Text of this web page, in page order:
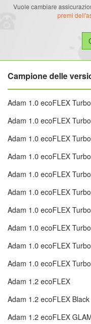
Vuole cambiare
premi
Campione delle
Adam 1.0 ecoFLEX
Adam 1.0 ecoFLEX
Adam 1.0 ecoFLEX
Adam 1.0 ecoFLEX
Adam 1.0 ecoFLEX
Adam 1.0 ecoFLEX
Adam 1.0 ecoFLEX
Adam 1.0 ecoFLEX
Adam 1.0 ecoFLEX
Adam 1.0 ecoFLEX
Adam 1.2 ecoFLEX
Adam 1.2 ecoFLEX
Adam 1.2 ecoFLEX